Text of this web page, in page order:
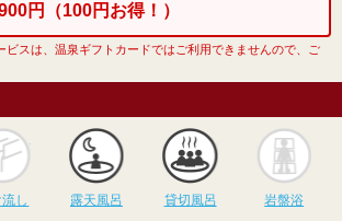
円（100円お得！）
ビスは、温泉ギフトカードではご利用できませんので、ご
かけ流し
し
露天風呂
露天風呂
貸切風呂
貸切風呂 岩盤浴